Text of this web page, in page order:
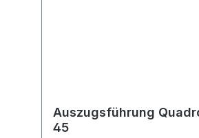
Auszugsführung
45